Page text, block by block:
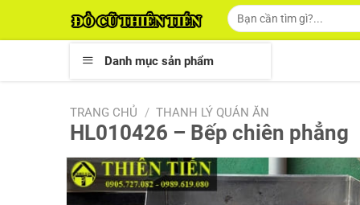
Tìm
kiếm:
Danh mục sản phẩm
TRANG CHỦ / THANH LÝ QUÁN ĂN
HL010426 – Bếp chiên phẳng